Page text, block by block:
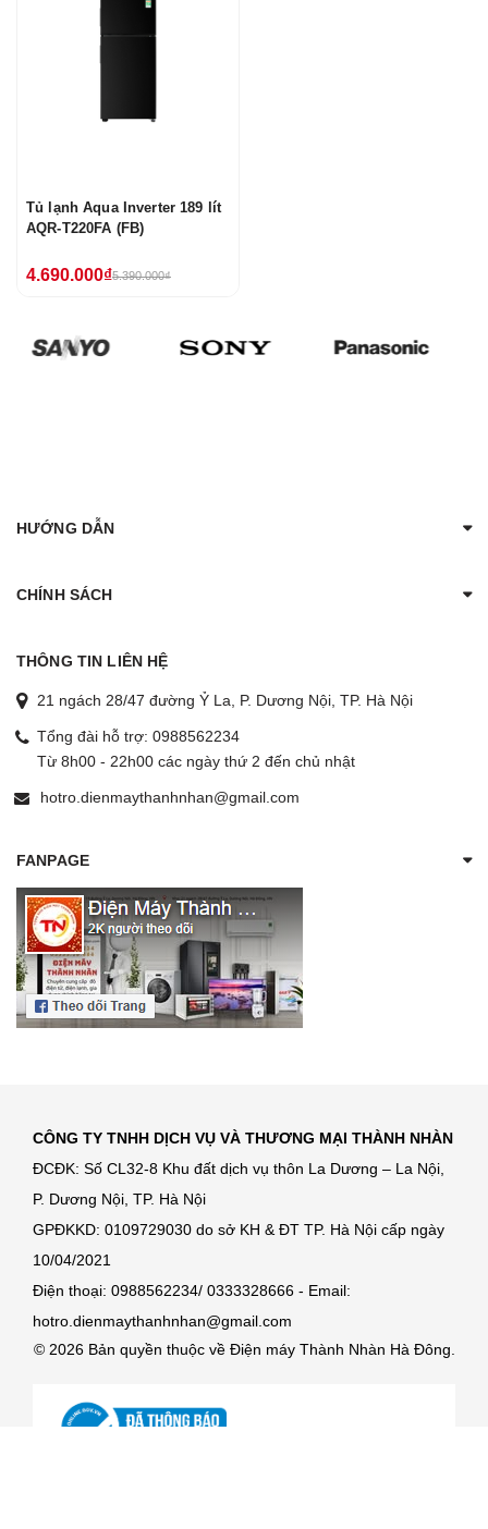
Tủ lạnh Aqua Inverter 189 lít
AQR-T220FA (FB)
4.690.000₫5.390.000₫
HƯỚNG DẪN
CHÍNH SÁCH
THÔNG TIN LIÊN HỆ
21 ngách 28/47 đường Ỷ La, P. Dương Nội, TP. Hà Nội
Tổng đài hỗ trợ: 0988562234
Từ 8h00 - 22h00 các ngày thứ 2 đến chủ nhật
hotro.dienmaythanhnhan@gmail.com
FANPAGE
CÔNG TY TNHH DỊCH VỤ VÀ THƯƠNG MẠI THÀNH NHÀN
ĐCĐK: Số CL32-8 Khu đất dịch vụ thôn La Dương – La Nội,
P. Dương Nội, TP. Hà Nội
GPĐKKD: 0109729030 do sở KH & ĐT TP. Hà Nội cấp ngày
10/04/2021
Điện thoại: 0988562234/ 0333328666 - Email:
hotro.dienmaythanhnhan@gmail.com
© 2026 Bản quyền thuộc về Điện máy Thành Nhàn Hà Đông.